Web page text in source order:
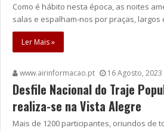
Como é hábito nesta época, as noites
salas e espalham-nos por praças,
Ler Mais »
www.airinformacao.pt 16 Agosto, 2023
Desfile Nacional do Traje
realiza-se na Vista Alegre
Mais de 1200 participantes, oriundos de